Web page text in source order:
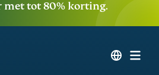
met tot 80% korting.